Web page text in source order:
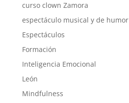
curso clown Zamora
espectáculo musical y de humor
Espectáculos
Formación
Inteligencia Emocional
León
Mindfulness